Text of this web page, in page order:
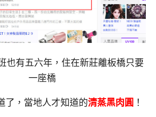
也有五六年，住在新莊離板橋只要
一座橋
了，當地人才知道的清蒸黑肉圓 ！